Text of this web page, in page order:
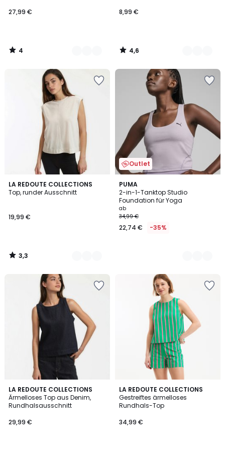
27,99 €
4
/
8,99 €
4,6
/
LA REDOUTE COLLECTIONS
Top, runder Ausschnitt
19,99 €
3,3
/ 5
2
Farben
3,3
/
Outlet
PUMA
2-in-1-Tanktop Studio
Foundation für Yoga
ab
34,99 €
22,74 € -35%
2
Farben
LA REDOUTE COLLECTIONS
Ärmelloses Top aus Denim,
Rundhalsausschnitt
29,99 €
3,8
/ 5
2
Farben
LA REDOUTE COLLECTIONS
Gestreiftes ärmelloses
Rundhals-Top
34,99 €